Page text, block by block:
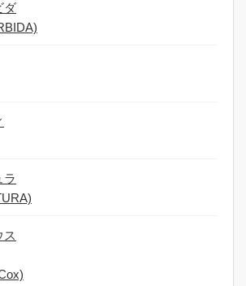
ダ
ラ
ス